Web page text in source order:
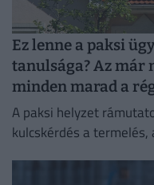
Ez lenne a paksi
tanulsága? Az már
minden marad a
A paksi helyzet
kulcskérdés a